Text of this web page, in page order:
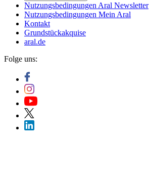
Nutzungsbedingungen Aral Newsletter
Nutzungsbedingungen Mein Aral
Kontakt
Grundstückakquise
aral.de
Folge uns: